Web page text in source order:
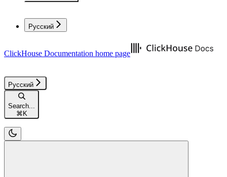
Русский
ClickHouse Documentation home page
Русский
Search...
⌘ K